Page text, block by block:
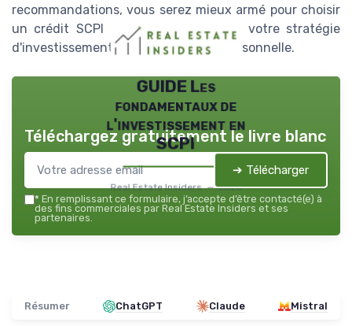
recommandations, vous serez mieux armé pour choisir
un crédit SCPI qui s'harmonise avec votre stratégie
d'investissement et votre situation personnelle.
GUIDE Les
fondamentaux de
l'investissement en
SCPI
Real Estate Insiders — 2026
Téléchargez gratuitement le livre blanc
➔ Télécharger
* En remplissant ce formulaire, j’accepte d’être contacté(e) à
des fins commerciales par Real Estate Insiders et ses
partenaires.
Résumer ChatGPT Claude Mistral